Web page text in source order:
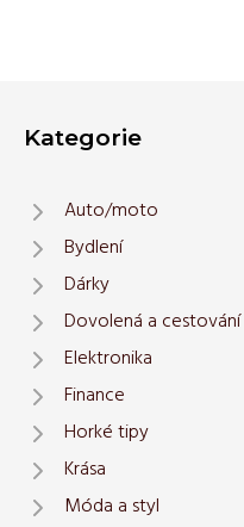
Kategorie
Auto/moto
Bydlení
Dárky
Dovolená a cestování
Elektronika
Finance
Horké tipy
Krása
Móda a styl